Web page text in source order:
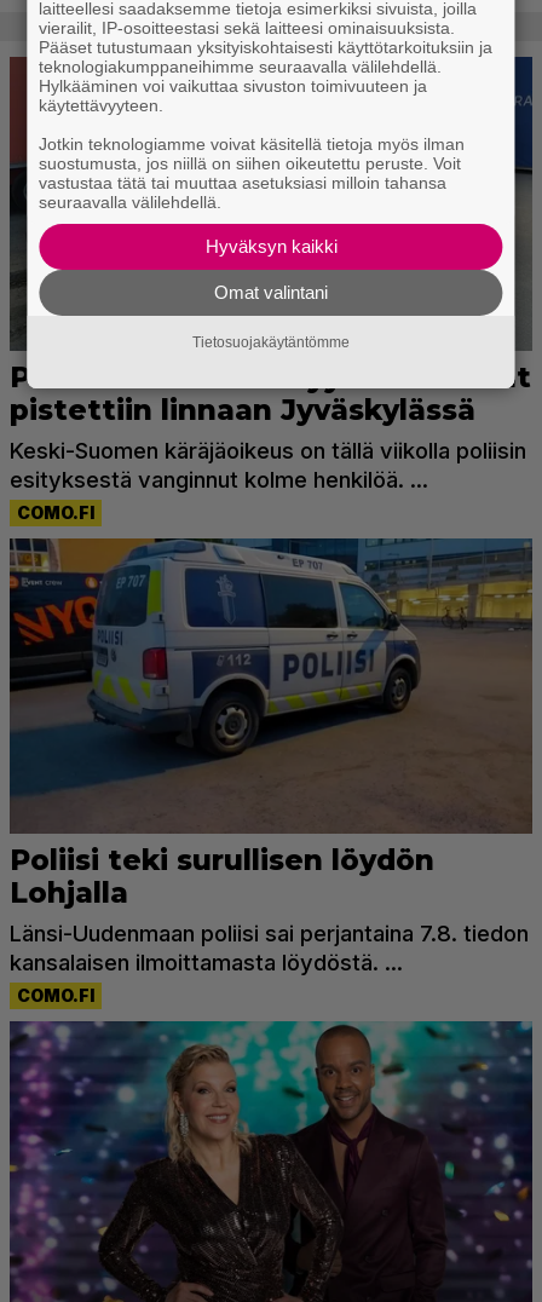
laitteellesi saadaksemme tietoja esimerkiksi sivuista, joilla
vierailit, IP-osoitteestasi sekä laitteesi ominaisuuksista.
Pääset tutustumaan yksityiskohtaisesti käyttötarkoituksiin ja
teknologiakumppaneihimme seuraavalla välilehdellä.
Hylkääminen voi vaikuttaa sivuston toimivuuteen ja
käytettävyyteen.
Jotkin teknologiamme voivat käsitellä tietoja myös ilman
suostumusta, jos niillä on siihen oikeutettu peruste. Voit
vastustaa tätä tai muuttaa asetuksiasi milloin tahansa
seuraavalla välilehdellä.
Hyväksyn kaikki
Omat valintani
Tietosuojakäytäntömme